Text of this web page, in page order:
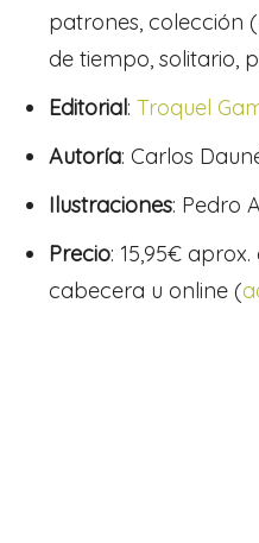
patrones, colección
de tiempo, solitario,
Editorial: Troquel
Autoría: Carlos
Ilustraciones: Pedro
Precio: 15,95€
cabecera u online (